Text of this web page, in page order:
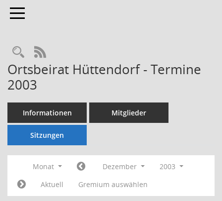
Toggle navigation
Rechercheauswahl
RSS-Feed
Ortsbeirat Hüttendorf - Termine
2003
Informationen Mitglieder
Sitzungen
Monat Dezember
2003
Aktuell
Gremium auswählen